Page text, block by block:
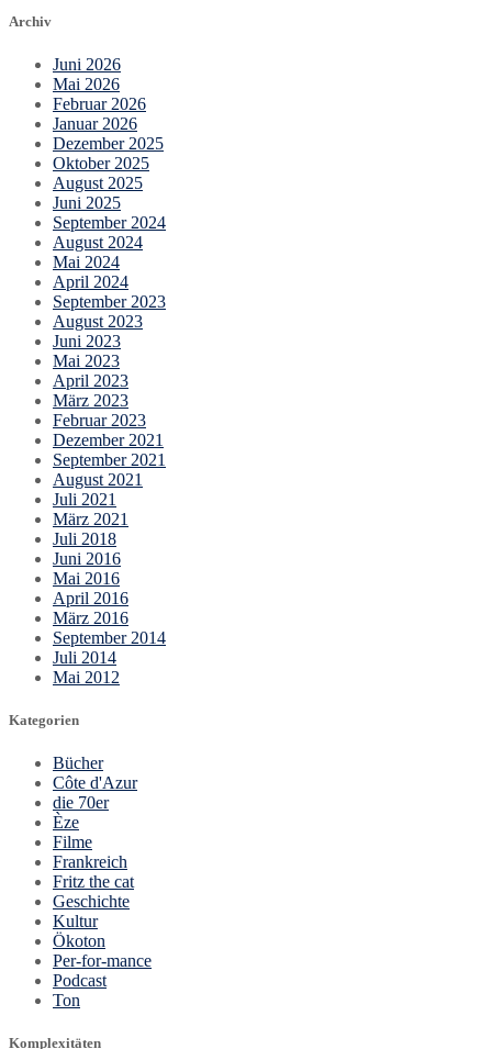
Archiv
Juni 2026
Mai 2026
Februar 2026
Januar 2026
Dezember 2025
Oktober 2025
August 2025
Juni 2025
September 2024
August 2024
Mai 2024
April 2024
September 2023
August 2023
Juni 2023
Mai 2023
April 2023
März 2023
Februar 2023
Dezember 2021
September 2021
August 2021
Juli 2021
März 2021
Juli 2018
Juni 2016
Mai 2016
April 2016
März 2016
September 2014
Juli 2014
Mai 2012
Kategorien
Bücher
Côte d'Azur
die 70er
Èze
Filme
Frankreich
Fritz the cat
Geschichte
Kultur
Ökoton
Per-for-mance
Podcast
Ton
Komplexitäten